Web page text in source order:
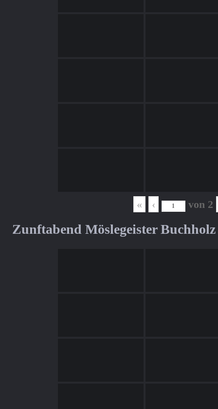
« ‹ von 2
Zunftabend Möslegeister Buchholz